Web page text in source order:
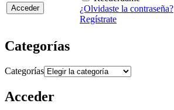
¿Olvidaste la contraseña?
Regístrate
Categorías
Categorías
Acceder